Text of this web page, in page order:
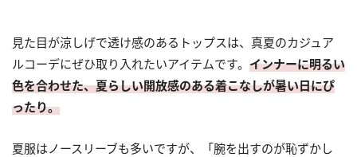
見た目が涼しげで透け感のあるトップスは、真夏のカジュア
ルコーデにぜひ取り入れたいアイテムです。 インナーに明るい
色を合わせた、夏らしい開放感のある着こなしが暑い日にぴ
ったり。
夏服はノースリーブも多いですが、「腕を出すのが恥ずかし